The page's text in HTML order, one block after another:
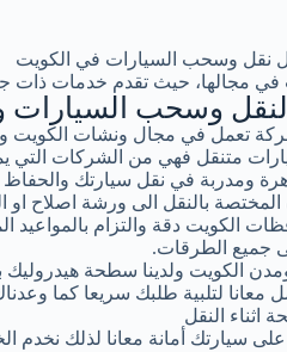
نقل وسحب السيارات في الكويت
في مجالها، حيث تقدم خدمات ذات
وسحب السيارات
تعمل في مجال ونشات الكويت
متنقل فهي من الشركات التي
ومدربة في نقل سيارتك والحفاظ
بالنقل الى ورشة اصلاح او
الكويت دقة والتزام بالمواعيد
الكويت ولدينا سطحة هيدروليك
معانا لتلبية طلبك سريعا كما
النقل
سيارتك أمانة معانا لذلك نخدم